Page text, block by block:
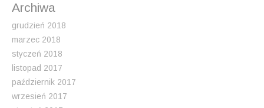
Archiwa
grudzień 2018
marzec 2018
styczeń 2018
listopad 2017
październik 2017
wrzesień 2017